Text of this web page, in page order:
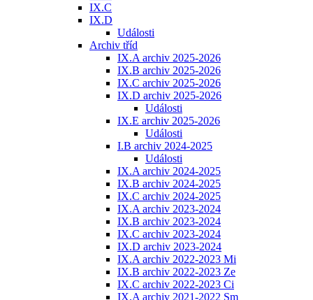
IX.C
IX.D
Události
Archiv tříd
IX.A archiv 2025-2026
IX.B archiv 2025-2026
IX.C archiv 2025-2026
IX.D archiv 2025-2026
Události
IX.E archiv 2025-2026
Události
I.B archiv 2024-2025
Události
IX.A archiv 2024-2025
IX.B archiv 2024-2025
IX.C archiv 2024-2025
IX.A archiv 2023-2024
IX.B archiv 2023-2024
IX.C archiv 2023-2024
IX.D archiv 2023-2024
IX.A archiv 2022-2023 Mi
IX.B archiv 2022-2023 Ze
IX.C archiv 2022-2023 Ci
IX.A archiv 2021-2022 Sm